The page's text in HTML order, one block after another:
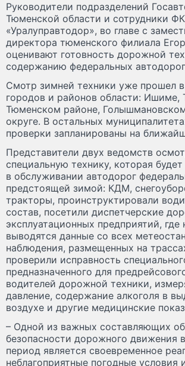
Руководители подразделений
Тюменской области и сотрудники
«Уралуправтодор», во главе с
директора тюменского филиала
оценивают готовность дорожной
содержанию федеральных
Смотр зимней техники уже прошел
городов и районов области: Ишиме,
Тюменском районе,
округе. В остальных
проверки запланированы на
Представители двух ведомств
специальную технику, которая
в обслуживании автодорог
предстоящей зимой: КДМ,
тракторы, проинструктировали
состав, посетили диспетчерские
эксплуатационных предприятий, где
выводятся данные со всех
наблюдения, размещенных на
проверили исправность
предназначенного для
водителей дорожной техники,
давление, содержание алкоголя в
воздухе и другие медицинские
– Одной из важных составляющих
безопасности дорожного движения
период является своевременное
неблагоприятные погодные условия